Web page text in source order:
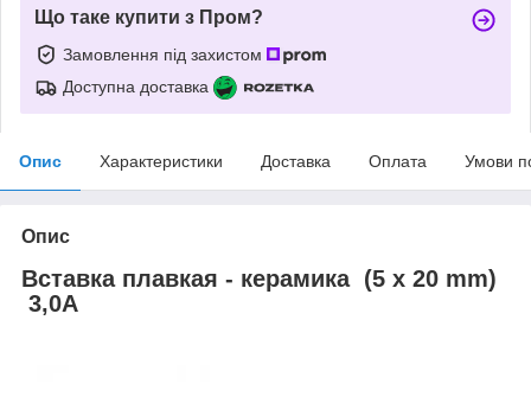
Що таке купити з Пром?
Замовлення під захистом
Доступна доставка
Опис Характеристики Доставка Оплата Умови
Опис
Вставка плавкая - керамика (5 x 20 mm)
3,0A